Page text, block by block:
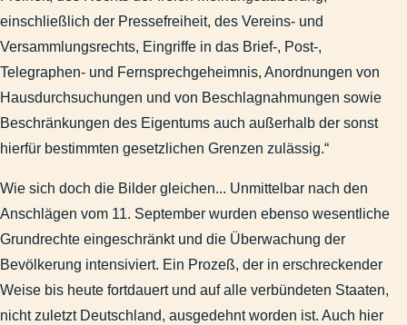
Ein auffällig unterschiedlicher Nachrichtenwert
Soll man Heiligabend Scheiße schreien? Gedanken zur
2010-04-15 - MAZ - Leserbriefseite - Widerspruch zu
2007-01-12 - Leserpost zum Thema Diätenerhöhung.docx
2012-02-05 - MAZ - Linke lehnen Schlapphüte ab.docx
Kommunal
Garnisongeschichte
Veröffentlichungen
Stadtgeschichte
Impressum
einschließlich der Pressefreiheit, des Vereins- und
Versammlungsrechts, Eingriffe in das Brief-, Post-,
Telegraphen- und Fernsprechgeheimnis, Anordnungen von
Hausdurchsuchungen und von Beschlagnahmungen sowie
Beschränkungen des Eigentums auch außerhalb der sonst
hierfür bestimmten gesetzlichen Grenzen zulässig.“
Wie sich doch die Bilder gleichen... Unmittelbar nach den
Anschlägen vom 11. September wurden ebenso wesentliche
Grundrechte eingeschränkt und die Überwachung der
Bevölkerung intensiviert. Ein Prozeß, der in erschreckender
Weise bis heute fortdauert und auf alle verbündeten Staaten,
nicht zuletzt Deutschland, ausgedehnt worden ist. Auch hier